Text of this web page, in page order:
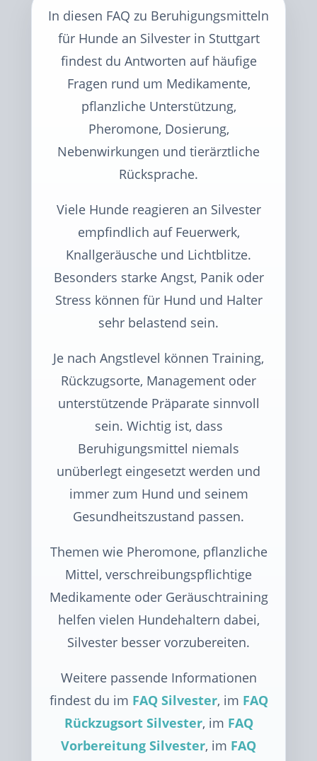
In diesen FAQ zu Beruhigungsmitteln
für Hunde an Silvester in Stuttgart
findest du Antworten auf häufige
Fragen rund um Medikamente,
pflanzliche Unterstützung,
Pheromone, Dosierung,
Nebenwirkungen und tierärztliche
Rücksprache.
Viele Hunde reagieren an Silvester
empfindlich auf Feuerwerk,
Knallgeräusche und Lichtblitze.
Besonders starke Angst, Panik oder
Stress können für Hund und Halter
sehr belastend sein.
Je nach Angstlevel können Training,
Rückzugsorte, Management oder
unterstützende Präparate sinnvoll
sein. Wichtig ist, dass
Beruhigungsmittel niemals
unüberlegt eingesetzt werden und
immer zum Hund und seinem
Gesundheitszustand passen.
Themen wie Pheromone, pflanzliche
Mittel, verschreibungspflichtige
Medikamente oder Geräuschtraining
helfen vielen Hundehaltern dabei,
Silvester besser vorzubereiten.
Weitere passende Informationen
findest du im FAQ Silvester, im FAQ
Rückzugsort Silvester, im FAQ
Vorbereitung Silvester, im FAQ